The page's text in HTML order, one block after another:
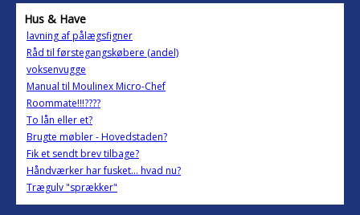
Hus & Have
lavning af pålægsfigner
Råd til førstegangskøbere (andel)
voksenvugge
Manual til Moulinex Micro-Chef
Roommate!!!????
To lån eller et?
Brugte møbler - Hovedstaden?
Fik et sendt brev tilbage?
Håndværker har fusket... hvad nu?
Trægulv "sprækker"